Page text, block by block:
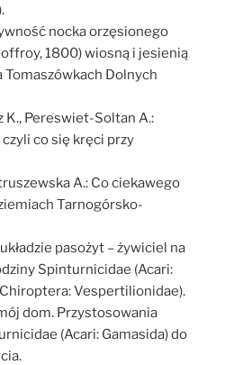
nocka orzęsionego
1800) wiosną i jesienią
Tomaszówkach Dolnych
K., Pereswiet-Soltan A.:
co się kręci przy
A.: Co ciekawego
Tarnogórsko-
pasożyt – żywiciel na
Spinturnicidae (Acari:
Vespertilionidae).
dom. Przystosowania
(Acari: Gamasida) do